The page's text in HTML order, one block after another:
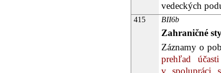
vedeckých
415 BII6b
Zahraničné
Záznamy o
prehľad
v spolupráci